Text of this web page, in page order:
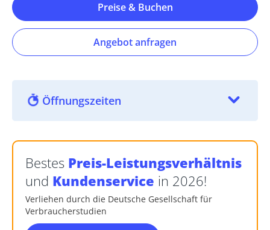
Preise & Buchen
Angebot anfragen
Öffnungszeiten
Bestes Preis-Leistungsverhältnis
und Kundenservice in 2026!
Verliehen durch die Deutsche Gesellschaft für
Verbraucherstudien